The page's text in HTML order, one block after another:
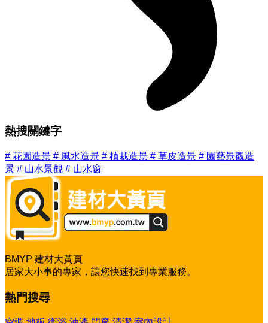
熱搜關鍵字
# 花園造景 # 風水造景 # 植栽造景 # 草皮造景 # 園藝景觀造
景 # 山水景觀 # 山水窗
BMYP 建材大黃頁
居家大小事的專家，讓您快速找到專業服務。
熱門搜尋